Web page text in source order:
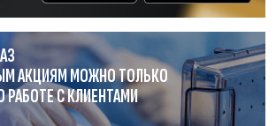
АКЦИЯМ МОЖНО ТОЛЬКО
РАБОТЕС КЛИЕНТАМИ